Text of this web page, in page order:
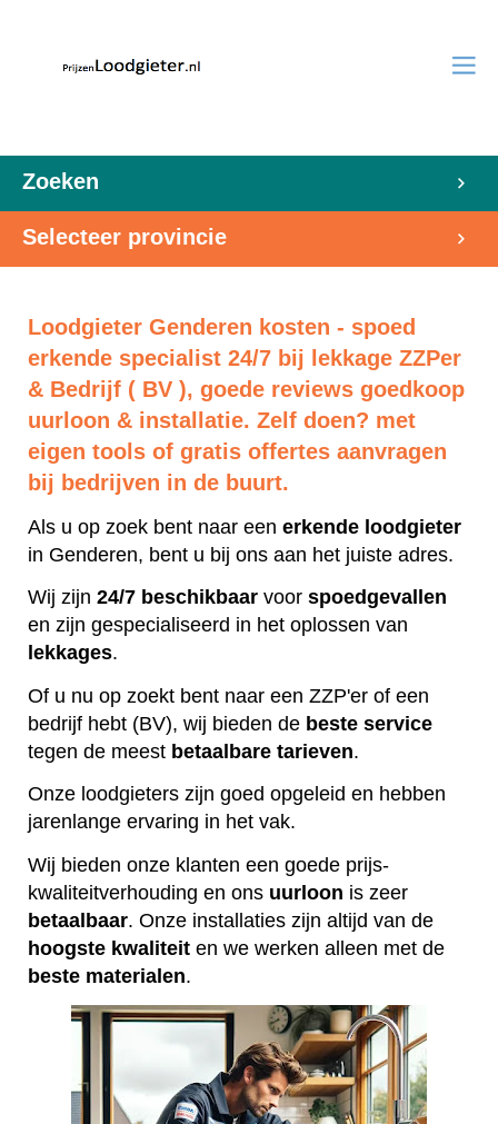
Zoeken
Selecteer provincie
Loodgieter Genderen kosten - spoed
erkende specialist 24/7 bij lekkage ZZPer
& Bedrijf ( BV ), goede reviews goedkoop
uurloon & installatie. Zelf doen? met
eigen tools of gratis offertes aanvragen
bij bedrijven in de buurt.
Als u op zoek bent naar een erkende loodgieter
in Genderen, bent u bij ons aan het juiste adres.
Wij zijn 24/7 beschikbaar voor spoedgevallen
en zijn gespecialiseerd in het oplossen van
lekkages.
Of u nu op zoekt bent naar een ZZP'er of een
bedrijf hebt (BV), wij bieden de beste service
tegen de meest betaalbare tarieven.
Onze loodgieters zijn goed opgeleid en hebben
jarenlange ervaring in het vak.
Wij bieden onze klanten een goede prijs-
kwaliteitverhouding en ons uurloon is zeer
betaalbaar. Onze installaties zijn altijd van de
hoogste kwaliteit en we werken alleen met de
beste materialen.